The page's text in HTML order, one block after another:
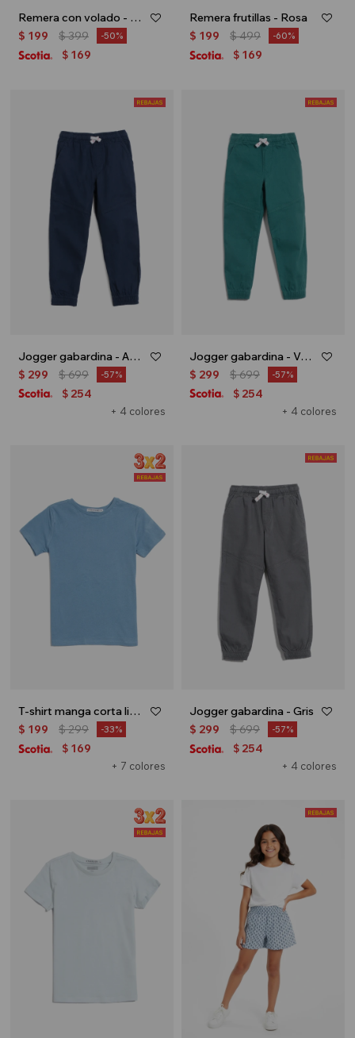
Remera con volado - Fucsia
$ 199 $399 50
$ 169
Remera frutillas - Rosa
$ 199 $499 60
$ 169
Jogger gabardina - Azul marino
+ 4 colores
$ 299 $699 57
$ 254
Jogger gabardina - Verde petroleo
+ 4 colores
$ 299 $699 57
$ 254
T-shirt manga corta lisa - Azul marino
+ 7 colores
$ 199 $299 33
$ 169
Jogger gabardina - Gris
+ 4 colores
$ 299 $699 57
$ 254